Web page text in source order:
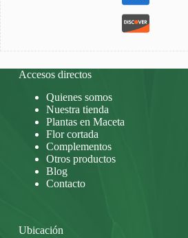
Accesos directos
Quienes somos
Nuestra tienda
Plantas en Maceta
Flor cortada
Complementos
Otros productos
Blog
Contacto
Ubicación